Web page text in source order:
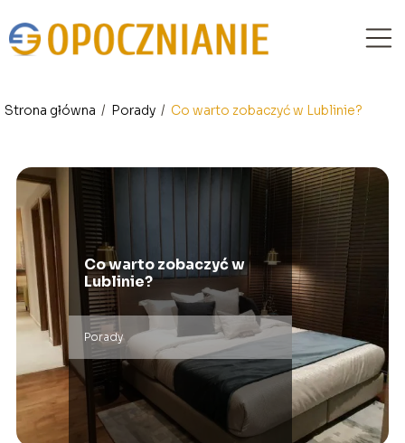
Strona główna / Porady / Co warto zobaczyć w Lublinie?
Co warto zobaczyć w
Lublinie?
Porady